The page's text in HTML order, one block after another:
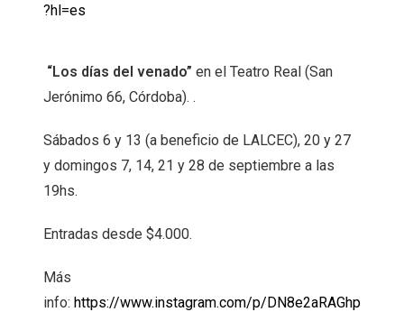
?hl=es
“Los días del venado” en el Teatro Real (San
Jerónimo 66, Córdoba). .
Sábados 6 y 13 (a beneficio de LALCEC), 20 y 27
y domingos 7, 14, 21 y 28 de septiembre a las
19hs.
Entradas desde $4.000.
Más
info: https://www.instagram.com/p/DN8e2aRAGhp